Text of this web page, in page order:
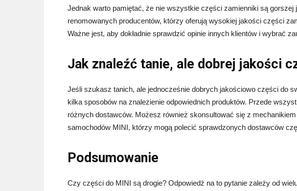
Jednak warto pamiętać, że nie wszystkie części zamienniki są gorszej
renomowanych producentów, którzy oferują wysokiej jakości części
Ważne jest, aby dokładnie sprawdzić opinie innych klientów i wybrać
Jak znaleźć tanie, ale dobrej jakości
Jeśli szukasz tanich, ale jednocześnie dobrych jakościowo części do
kilka sposobów na znalezienie odpowiednich produktów. Przede
różnych dostawców. Możesz również skonsultować się z mechanikiem
samochodów MINI, którzy mogą polecić sprawdzonych dostawców
Podsumowanie
Czy części do MINI są drogie? Odpowiedź na to pytanie zależy od